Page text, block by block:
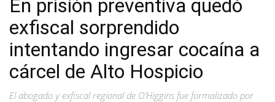
En prisión preventiva quedó
exfiscal sorprendido
intentando ingresar cocaína a
cárcel de Alto Hospicio
El abogado y exfiscal regional de O’Higgins fue formalizado por